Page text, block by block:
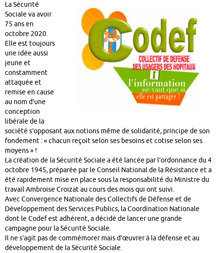
La Sécurité
Sociale va avoir
75 ans en
octobre 2020.
Elle est toujours
une idée aussi
jeune et
constamment
attaquée et
remise en cause
au nom d’une
conception
libérale de la
société s’opposant aux notions même de solidarité, principe de son
fondement : « chacun reçoit selon ses besoins et cotise selon ses
moyens » !
La création de la Sécurité Sociale a été lancée par l’ordonnance du 4
octobre 1945, préparée par le Conseil National de la Résistance et a
été rapidement mise en place sous la responsabilité du Ministre du
travail Ambroise Croizat au cours des mois qui ont suivi.
Avec Convergence Nationale des Collectifs de Défense et de
Développement des Services Publics, la Coordination Nationale
dont le Codef est adhérent, a décidé de lancer une grande
campagne pour la Sécurité Sociale.
Il ne s’agit pas de commémorer mais d’œuvrer à la défense et au
développement de la Sécurité Sociale.